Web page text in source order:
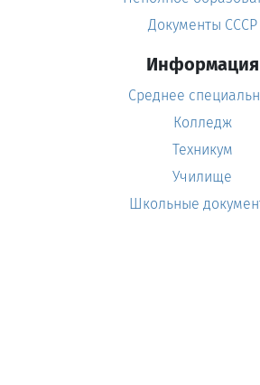
Документы СССР
Информация
Среднее
Колледж
Техникум
Училище
Школьные